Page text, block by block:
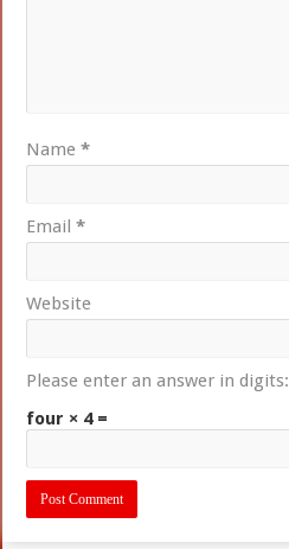
Name*
Email*
Website
Please enter an answer in digits:
four × 4 =